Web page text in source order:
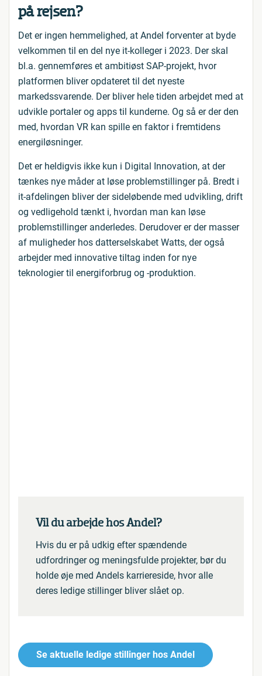
på rejsen?
Det er ingen hemmelighed, at Andel forventer at byde
velkommen til en del nye it-kolleger i 2023. Der skal
bl.a. gennemføres et ambitiøst SAP-projekt, hvor
platformen bliver opdateret til det nyeste
markedssvarende. Der bliver hele tiden arbejdet med at
udvikle portaler og apps til kunderne. Og så er der den
med, hvordan VR kan spille en faktor i fremtidens
energiløsninger.
Det er heldigvis ikke kun i Digital Innovation, at der
tænkes nye måder at løse problemstillinger på. Bredt i
it-afdelingen bliver der sideløbende med udvikling, drift
og vedligehold tænkt i, hvordan man kan løse
problemstillinger anderledes. Derudover er der masser
af muligheder hos datterselskabet Watts, der også
arbejder med innovative tiltag inden for nye
teknologier til energiforbrug og -produktion.
Vil du arbejde hos Andel?
Hvis du er på udkig efter spændende
udfordringer og meningsfulde projekter, bør du
holde øje med Andels karriereside, hvor alle
deres ledige stillinger bliver slået op.
Se aktuelle ledige stillinger hos Andel